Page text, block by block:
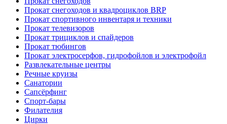
Прокат снегоходов и квадроциклов BRP
Прокат спортивного инвентаря и техники
Прокат телевизоров
Прокат трициклов и спайдеров
Прокат тюбингов
Прокат электросерфов, гидрофойлов и электрофойл
Развлекательные центры
Речные круизы
Санатории
Сапсёрфинг
Спорт-бары
Филателия
Цирки